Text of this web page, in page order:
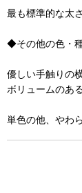
最も標準的な太
◆その他の色・
優しい手触りの
ボリュームのあ
単色の他、やわ